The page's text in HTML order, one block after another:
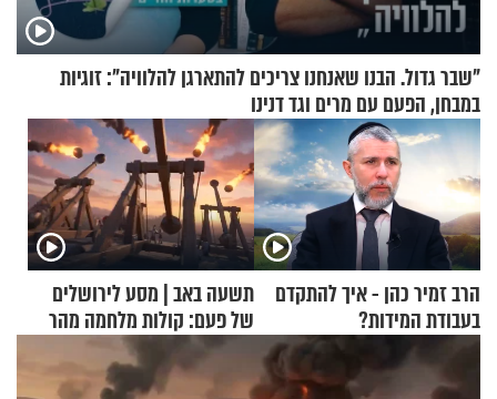
"שבר גדול. הבנו שאנחנו צריכים להתארגן להלוויה": זוגיות
במבחן, הפעם עם מרים וגד דנינו
הרב זמיר כהן - איך להתקדם
בעבודת המידות?
תשעה באב | מסע לירושלים
של פעם: קולות מלחמה מהר
הזיתים